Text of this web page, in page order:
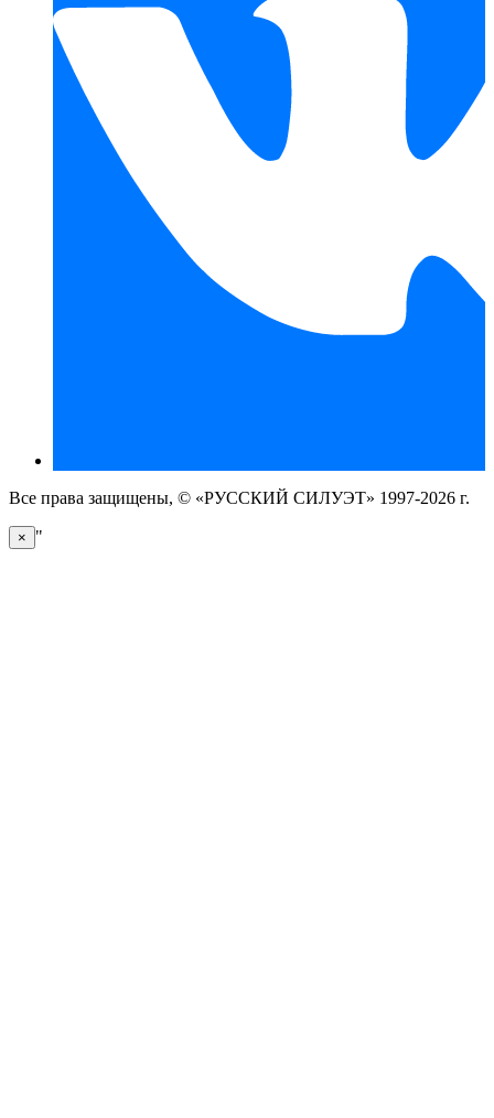
Все права защищены, © «РУССКИЙ СИЛУЭТ» 1997-2026 г.
× "